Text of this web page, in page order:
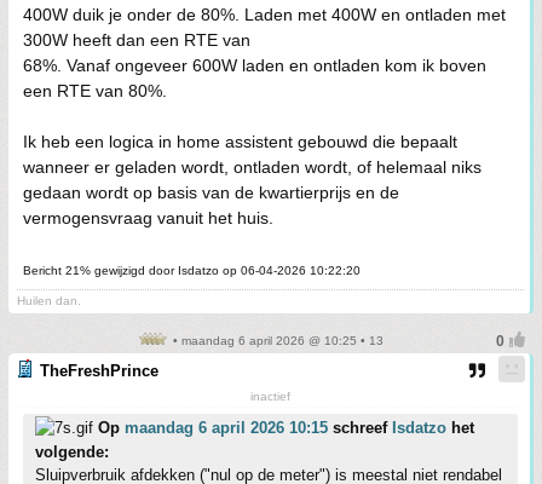
400W duik je onder de 80%. Laden met 400W en ontladen met
300W heeft dan een RTE van
68%. Vanaf ongeveer 600W laden en ontladen kom ik boven
een RTE van 80%.
Ik heb een logica in home assistent gebouwd die bepaalt
wanneer er geladen wordt, ontladen wordt, of helemaal niks
gedaan wordt op basis van de kwartierprijs en de
vermogensvraag vanuit het huis.
Bericht 21% gewijzigd door Isdatzo op 06-04-2026 10:22:20
Huilen dan.
• maandag 6 april 2026 @ 10:25 • 13
TheFreshPrince
inactief
Op maandag 6 april 2026 10:15 schreef Isdatzo het
volgende:
Sluipverbruik afdekken ("nul op de meter") is meestal niet rendabel